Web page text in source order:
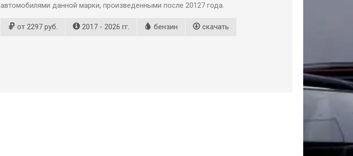
автомобилями данной марки, произведенными после 20127 года.
от 2297 руб. 2017 - 2026 гг. бензин скачать